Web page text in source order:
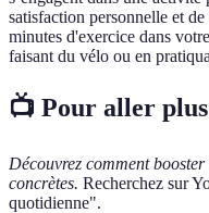
satisfaction personnelle et
minutes d'exercice dans
faisant du vélo ou en
📺 Pour aller
Découvrez comment
concrètes. Recherchez sur
quotidienne".